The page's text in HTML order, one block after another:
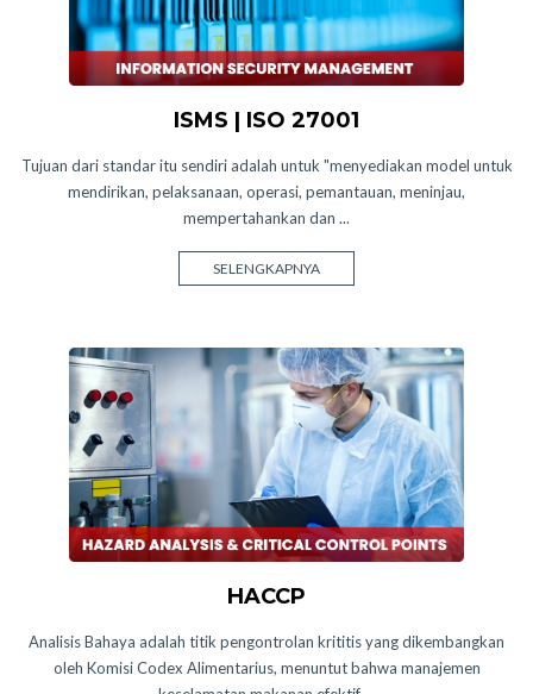
ISMS | ISO 27001
Tujuan dari standar itu sendiri adalah untuk "menyediakan model untuk
mendirikan, pelaksanaan, operasi, pemantauan, meninjau,
mempertahankan dan ...
SELENGKAPNYA
HACCP
Analisis Bahaya adalah titik pengontrolan krititis yang dikembangkan
oleh Komisi Codex Alimentarius, menuntut bahwa manajemen